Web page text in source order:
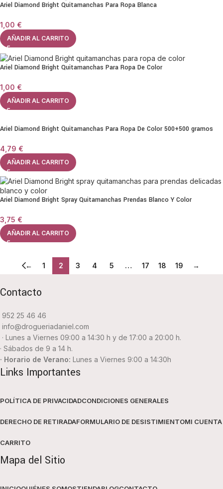
Ariel Diamond Bright Quitamanchas Para Ropa Blanca
1,00 €
AÑADIR AL CARRITO
Ariel Diamond Bright Quitamanchas Para Ropa De Color
1,00 €
AÑADIR AL CARRITO
Ariel Diamond Bright Quitamanchas Para Ropa De Color 500+500 gramos
4,79 €
AÑADIR AL CARRITO
Ariel Diamond Bright Spray Quitamanchas Prendas Blanco Y Color
3,75 €
AÑADIR AL CARRITO
← 1 2 3 4 5 … 17 18 19 →
Contacto
952 25 46 46
info@drogueriadaniel.com
· Lunes a Viernes 09:00 a 14:30 h y de 17:00 a 20:00 h.
· Sábados de 9 a 14 h.
· Horario de Verano: Lunes a Viernes 9:00 a 14:30h
Links Importantes
POLÍTICA DE PRIVACIDADCONDICIONES GENERALES
DERECHO DE RETIRADAFORMULARIO DE DESISTIMIENTOMI CUENTA
CARRITO
Mapa del Sitio